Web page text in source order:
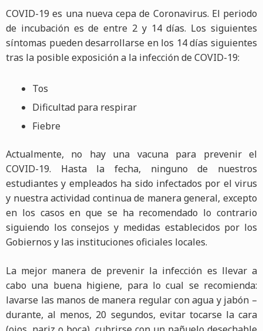
COVID-19 es una nueva cepa de Coronavirus. El periodo
de incubación es de entre 2 y 14 días. Los siguientes
síntomas pueden desarrollarse en los 14 días siguientes
tras la posible exposición a la infección de COVID-19:
Tos
Dificultad para respirar
Fiebre
Actualmente, no hay una vacuna para prevenir el
COVID-19. Hasta la fecha, ninguno de nuestros
estudiantes y empleados ha sido infectados por el virus
y nuestra actividad continua de manera general, excepto
en los casos en que se ha recomendado lo contrario
siguiendo los consejos y medidas establecidos por los
Gobiernos y las instituciones oficiales locales.
La mejor manera de prevenir la infección es llevar a
cabo una buena higiene, para lo cual se recomienda:
lavarse las manos de manera regular con agua y jabón –
durante, al menos, 20 segundos, evitar tocarse la cara